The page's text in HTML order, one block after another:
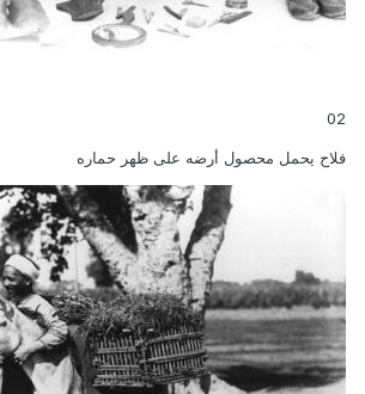
02
فلاح يحمل محصول أرضه على ظهر حماره